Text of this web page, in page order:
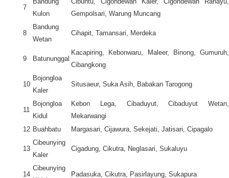
7
Kulon
Gempolsari, Warung Muncang
8
Bandung
Wetan
Cihapit, Tamansari, Merdeka
9 Batununggal
Kacapiring, Kebonwaru, Maleer, Binong, Gumuruh,
Cibangkong
10
Bojongloa
Kaler
Situsaeur, Suka Asih, Babakan Tarogong
11
Bojongloa
Kidul
Kebon Lega, Cibaduyut, Cibaduyut Wetan,
Mekarwangi
12 Buahbatu Margasari, Cijawura, Sekejati, Jatisari, Cipagalo
13
Cibeunying
Kaler
Cigadung, Cikutra, Neglasari, Sukaluyu
14
Cibeunying
Padasuka, Cikutra, Pasirlayung, Sukapura